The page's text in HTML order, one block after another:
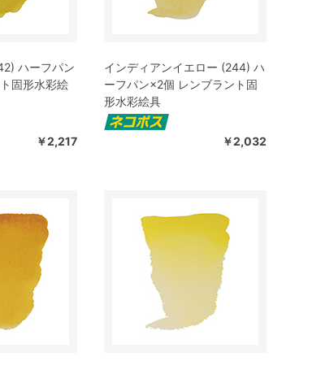
ハーフパン
固形水彩絵
￥2,217
インディアンイエロー (244) ハ
ーフパン×2個 レンブラント固
形水彩絵具
￥2,032